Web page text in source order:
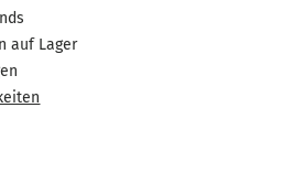
auf Lager